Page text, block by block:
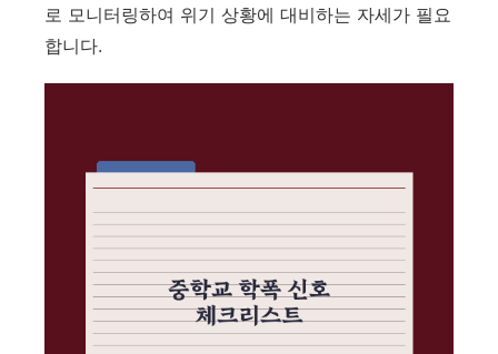
로 모니터링하여 위기 상황에 대비하는 자세가 필요
합니다.